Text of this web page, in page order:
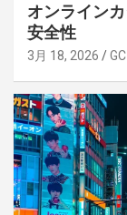
オンライン
安全性
3月 18, 2026 GC